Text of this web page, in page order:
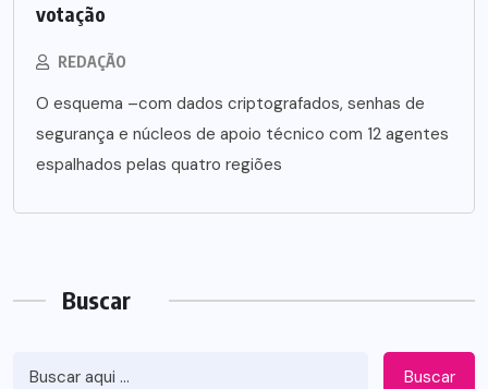
votação
REDAÇÃO
O esquema –com dados criptografados, senhas de
segurança e núcleos de apoio técnico com 12 agentes
espalhados pelas quatro regiões
Buscar
Buscar